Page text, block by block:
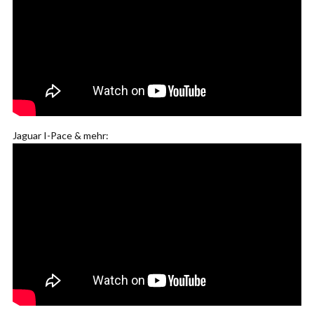
Jaguar I-Pace & mehr: